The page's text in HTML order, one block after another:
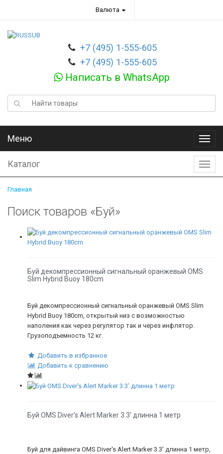
Валюта
+7 (495) 1-555-605
+7 (495) 1-555-605
Написать в WhatsApp
Меню
Меню
Каталог
Главная
Поиск товаров «Буй»
Буй декомпрессионный сигнальный оранжевый OMS
Slim Hybrid Buoy 180cm
Буй декомпрессионный сигнальный оранжевый OMS Slim
Hybrid Buoy 180cm, открытый низ с возможностью
наполения как через регулятор так и через инфлятор.
Грузоподъемность 12 кг.
Добавить в избранное
Добавить к сравнению
​Буй OMS Diver's Alert Marker 3.3' длинна 1 метр
Буй для дайвинга OMS Diver's Alert Marker 3.3' длинна 1 метр,